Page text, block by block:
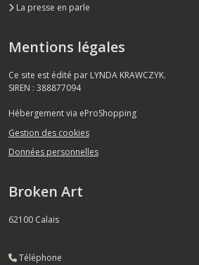
La presse en parle
Mentions légales
Ce site est édité par LYNDA KRAWCZYK.
SIREN : 388877094
Hébergement via eProShopping
Gestion des cookies
Données personnelles
Broken Art
62100 Calais
Téléphone